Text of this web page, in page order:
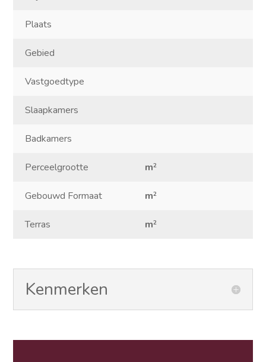
Plaats
Gebied
Vastgoedtype
Slaapkamers
Badkamers
Perceelgrootte m2
Gebouwd Formaat m2
Terras m2
Kenmerken